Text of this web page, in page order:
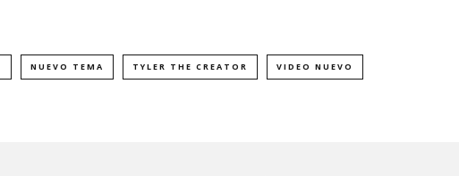
NUEVO TEMA TYLER THE CREATOR VIDEO NUEVO